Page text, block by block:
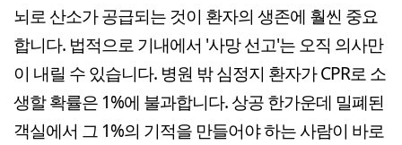
뇌로 산소가 공급되는 것이 환자의 생존에 훨씬 중요
합니다. 법적으로 기내에서 '사망 선고'는 오직 의사만
이 내릴 수 있습니다. 병원 밖 심정지 환자가 CPR로 소
생할 확률은 1%에 불과합니다. 상공 한가운데 밀폐된
객실에서 그 1%의 기적을 만들어야 하는 사람이 바로